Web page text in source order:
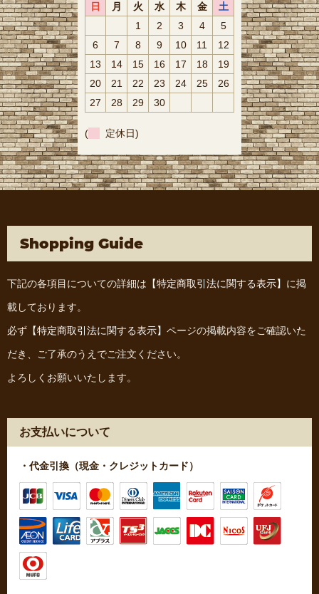
日 月 火 水 木 金
土
1
2 3 4
5
6
7 8 9 10 11
12
13
14 15 16 17 18
19
20
21 22 23 24 25
26
27
28 29 30
( 定休日)
Shopping Guide
下記の各項目についての詳細は 【特定商取引法に関する表示】 に掲
載しております。
必ず 【特定商取引法に関する表示】 ページの掲載内容をご確認いた
だき、ご了承のうえでご注文ください。
よろしくお願いいたします。
お支払いについて
・代金引換（現金・クレジットカード）